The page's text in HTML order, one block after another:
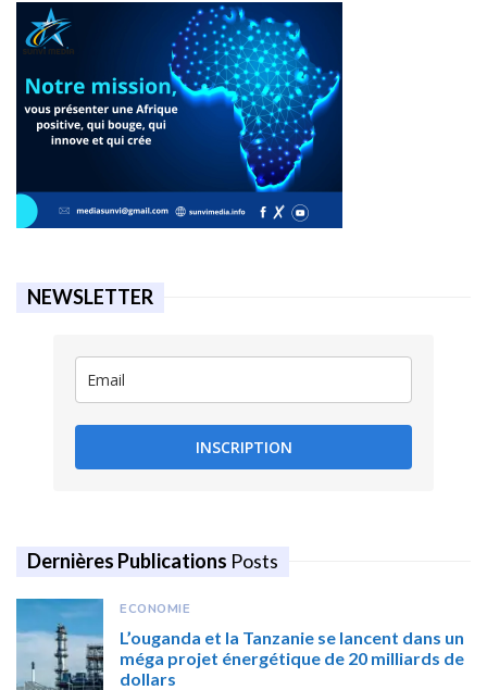
NEWSLETTER
INSCRIPTION
Dernières Publications Posts
ECONOMIE
L’ouganda et la Tanzanie se lancent dans un
méga projet énergétique de 20 milliards de
dollars